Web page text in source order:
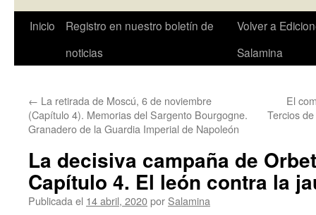
Inicio
Registro en nuestro boletín de
noticias
Volver a
Salamina
← La retirada de Moscú, 6 de noviembre
(Capítulo 4). Memorias del Sargento Bourgogne.
Granadero de la Guardia Imperial de Napoleón
El
Tercios
La decisiva campaña de
Capítulo 4. El león contra la
Publicada el 14 abril, 2020por Salamina